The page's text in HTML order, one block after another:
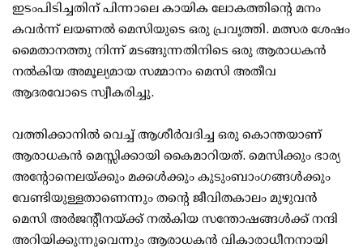
ഇടംപിടിച്ചതിന് പിന്നാലെ കായിക ലോകത്തിന്റെ മനം
കവർന്ന് ലയണൽ മെസിയുടെ ഒരു പ്രവൃത്തി. മത്സര ശേഷം
മൈതാനത്തു നിന്ന് മടങ്ങുന്നതിനിടെ ഒരു ആരാധകൻ
നൽകിയ അമൂല്യമായ സമ്മാനം മെസി അതീവ
ആദരവോടെ സ്വീകരിച്ചു.
വത്തിക്കാനിൽ വെച്ച് ആശീർവദിച്ച ഒരു കൊന്തയാണ്
ആരാധകൻ മെസ്സിക്കായി കൈമാറിയത്. മെസിക്കും ഭാര്യ
അന്റോനെലയ്ക്കും മക്കൾക്കും കുടുംബാംഗങ്ങൾക്കും
വേണ്ടിയുള്ളതാണെന്നും തന്റെ ജീവിതകാലം മുഴുവൻ
മെസി അർജന്റീനയ്ക്ക് നൽകിയ സന്തോഷങ്ങൾക്ക് നന്ദി
അറിയിക്കുന്നുവെന്നും ആരാധകൻ വികാരാധീനനായി